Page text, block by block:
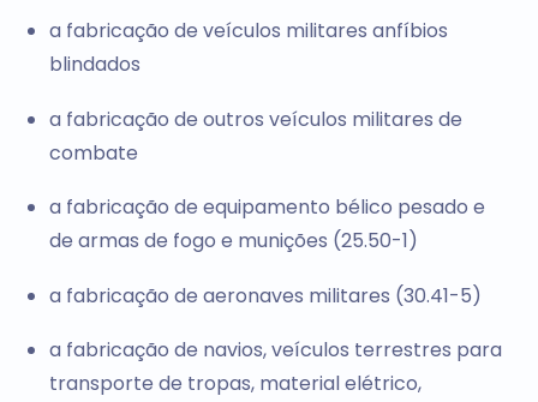
a fabricação de veículos militares anfíbios
blindados
a fabricação de outros veículos militares de
combate
a fabricação de equipamento bélico pesado e
de armas de fogo e munições (25.50-1)
a fabricação de aeronaves militares (30.41-5)
a fabricação de navios, veículos terrestres para
transporte de tropas, material elétrico,